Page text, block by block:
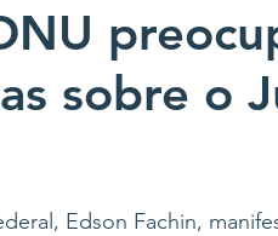
sobre o
Edson Fachin,